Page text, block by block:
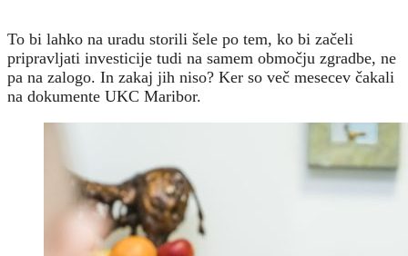
To bi lahko na uradu storili šele po tem, ko bi začeli
pripravljati investicije tudi na samem območju zgradbe, ne
pa na zalogo. In zakaj jih niso? Ker so več mesecev čakali
na dokumente UKC Maribor.